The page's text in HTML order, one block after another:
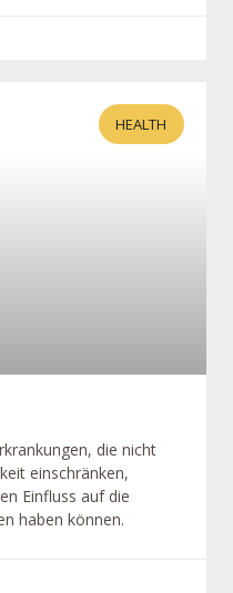
HEALTH
die nicht
einschränken,
Einfluss auf die
haben können.